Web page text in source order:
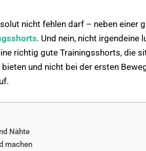
nicht fehlen darf – neben einer
. Und nein, nicht irgendeine
richtig gute Trainingsshorts, die
und nicht bei der ersten
Nähte
machen